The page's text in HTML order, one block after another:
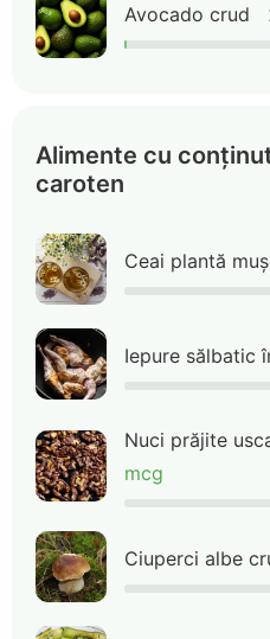
Avocado crud
Alimente cu
caroten
Ceai plantă
Iepure sălbatic
Nuci prăjite
mcg
Ciuperci albe